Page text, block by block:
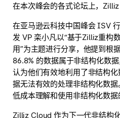
在本次峰会的各式论坛上，Zilliz
在亚马逊云科技中国峰会 ISV
发 VP 栾小凡以“基于Zilliz重构
用”为主题进行分享，他提到根
86.8% 的数据属于非结构化数
认为他们有效地利用了非结构
据无法有效的处理非结构化数
低成本理解和使用非结构化数据
Zilliz Cloud 作为下一代非结构